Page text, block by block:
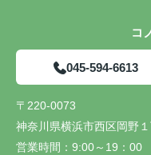
コ
045-594-6613
〒220-0073
神奈川県横浜市西区岡野
営業時間： 9:00～19：00